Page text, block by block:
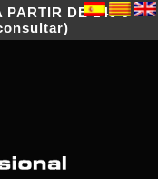
PARTIR DE 149 €